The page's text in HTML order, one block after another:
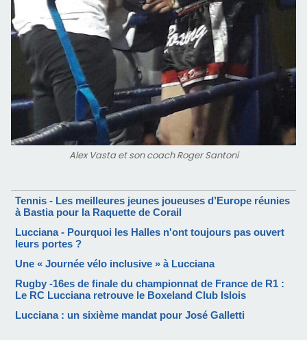
Alex Vasta et son coach Roger Santoni
Tennis - Les meilleures jeunes joueuses d’Europe réunies
à Bastia pour la Raquette de Corail
Lucciana - Pourquoi les Halles n'ont toujours pas ouvert
leurs portes ?
Une « Journée vélo inclusive » à Lucciana
Rugby -16es de finale du championnat de France de R1 :
Le RC Lucciana retrouve le Boxeland Club Islois
Lucciana : un sixième mandat pour José Galletti